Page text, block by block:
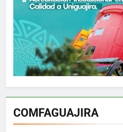
COMFAGUAJIRA